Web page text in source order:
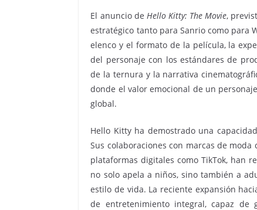
El anuncio de Hello Kitty: The Movie,
estratégico tanto para Sanrio como para
elenco y el formato de la película, la
del personaje con los estándares de
de la ternura y la narrativa
donde el valor emocional de un
global.
Hello Kitty ha demostrado una
Sus colaboraciones con marcas de moda
plataformas digitales como TikTok, han
no solo apela a niños, sino también a
estilo de vida. La reciente expansión
de entretenimiento integral, capaz de